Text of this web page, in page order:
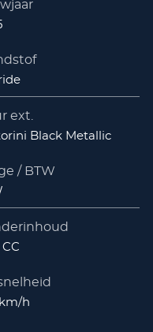
ext.
Black Metallic
/ BTW
CC
h